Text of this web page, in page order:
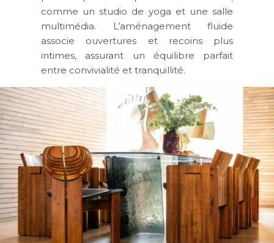
comme un studio de yoga et une salle
multimédia. L’aménagement fluide
associe ouvertures et recoins plus
intimes, assurant un équilibre parfait
entre convivialité et tranquillité.